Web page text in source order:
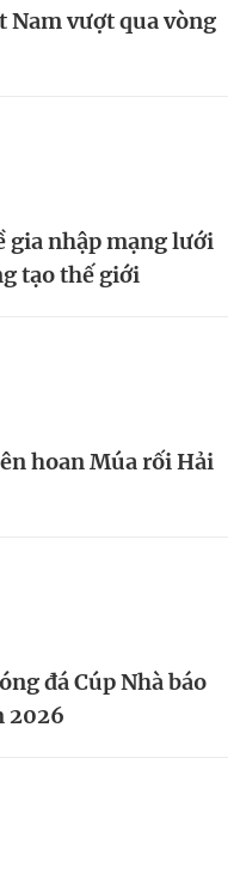
Nam vượt qua vòng
gia nhập mạng lưới
tạo thế giới
hoan Múa rối Hải
đá Cúp Nhà báo
2026